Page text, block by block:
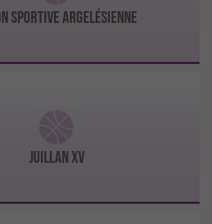
SPORTIVE ARGELÉSIENNE
JUILLAN XV